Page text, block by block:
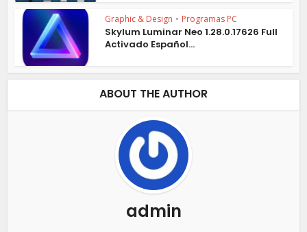
Graphic & Design • Programas PC
Skylum Luminar Neo 1.28.0.17626 Full
Activado Español...
ABOUT THE AUTHOR
admin